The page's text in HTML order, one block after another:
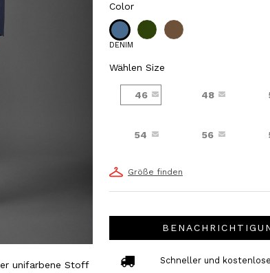
unifarbene Stoff
Color
DENIM
Wählen Size
46 48
54 56
Größe finden
Schneller und